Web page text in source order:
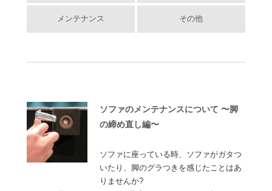
メンテナンス その他
ソファのメンテナンスについて 〜脚
の締め直し編〜
ソファに座っている時、ソファがガタつ
いたり、脚のグラつきを感じたことはあ
りませんか?